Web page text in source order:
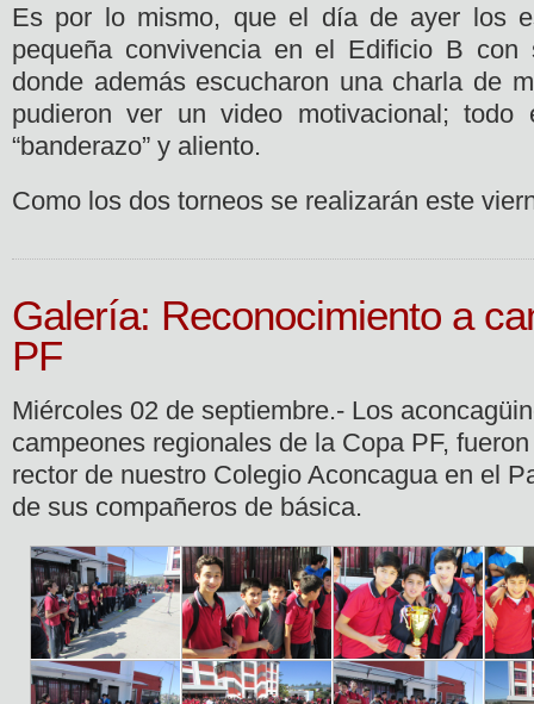
Es por lo mismo, que el día de ayer los
pequeña convivencia en el Edificio B
donde además escucharon una charla de
pudieron ver un video motivacional; todo
“banderazo” y aliento.
Como los dos torneos se realizarán este
Galería: Reconocimiento a
PF
Miércoles 02 de septiembre.- Los
campeones regionales de la Copa PF,
rector de nuestro Colegio Aconcagua en el
de sus compañeros de básica.